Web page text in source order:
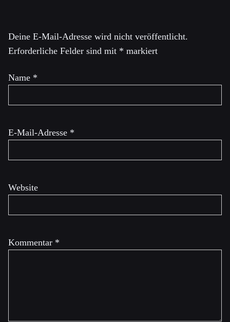
Deine E-Mail-Adresse wird nicht veröffentlicht.
Erforderliche Felder sind mit * markiert
Kommentar *
Name *
E-Mail-Adresse *
Website